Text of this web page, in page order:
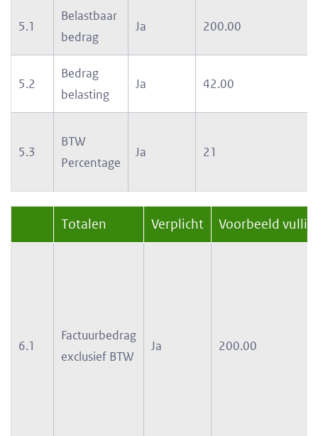
5.1
Belastbaar
bedrag
Ja 200.00
5.2
Bedrag
belasting
Ja 42.00
5.3
BTW
Percentage
Ja 21
Totalen Verplicht Voorbeeld
6.1
Factuurbedrag
exclusief BTW
Ja 200.00